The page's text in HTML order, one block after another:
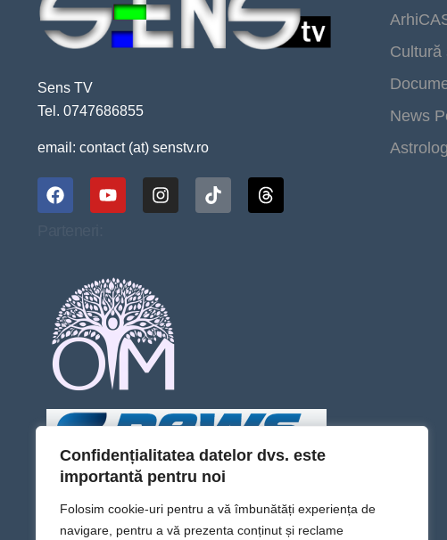
Confidențialitatea datelor dvs. este
importantă pentru noi
Folosim cookie-uri pentru a vă îmbunătăți experiența de
navigare, pentru a vă prezenta conținut și reclame
Sens TV
Tel. 0747686855
email: contact (at) senstv.ro
Cultură
News